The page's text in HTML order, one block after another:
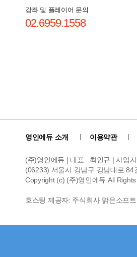
강좌 및 플레이어 문의
02.6959.1558
영인에듀 소개 이용약관
(주)영인에듀 | 대표 : 최인규 | 사업
(06233) 서울시 강남구 강남대로
Copyright (c) (주)영인에듀 All Rights
호스팅 제공자: 주식회사 맑은소프트